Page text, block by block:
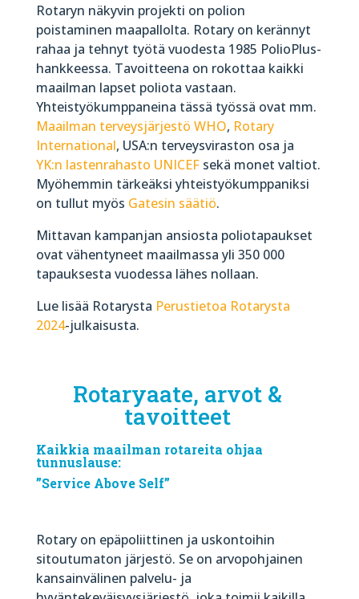
Rotaryn näkyvin projekti on polion
poistaminen maapallolta. Rotary on kerännyt
rahaa ja tehnyt työtä vuodesta 1985 PolioPlus-
hankkeessa. Tavoitteena on rokottaa kaikki
maailman lapset poliota vastaan.
Yhteistyökumppaneina tässä työssä ovat mm.
Maailman terveysjärjestö WHO, Rotary
International, USA:n terveysviraston osa ja
YK:n lastenrahasto UNICEFsekä monet valtiot.
Myöhemmin tärkeäksi yhteistyökumppaniksi
on tullut myös Gatesin säätiö.
Mittavan kampanjan ansiosta poliotapaukset
ovat vähentyneet maailmassa yli 350 000
tapauksesta vuodessa lähes nollaan.
Lue lisää Rotarysta Perustietoa Rotarysta
2024-julkaisusta.
Rotaryaate, arvot &
tavoitteet
Kaikkia maailman rotareita ohjaa
tunnuslause:
”Service Above Self”
Rotary on epäpoliittinen ja uskontoihin
sitoutumaton järjestö. Se on arvopohjainen
kansainvälinen palvelu- ja